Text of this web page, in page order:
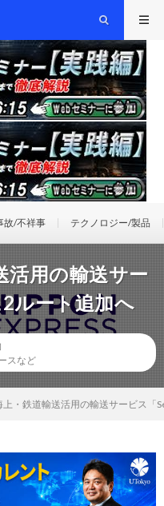
故/不祥事 テクノロジー/製品
活用の輸送サー
ルート追加へ
スなど
上・鉄道輸送活用の輸送サービス「